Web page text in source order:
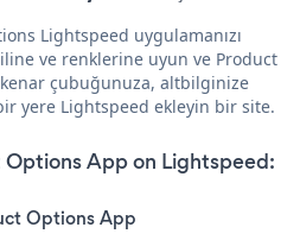
Lightspeed uygulamanızı
ve renklerine uyun ve Product
kenar çubuğunuza, altbilginize
yere Lightspeed ekleyin bir site.
App on Lightspeed:
Options App